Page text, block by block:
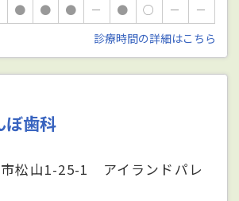
● ● ● － ● ○ －
－
診療時間の詳細はこちら
ぼ歯科
松山1-25-1 アイランドパレ